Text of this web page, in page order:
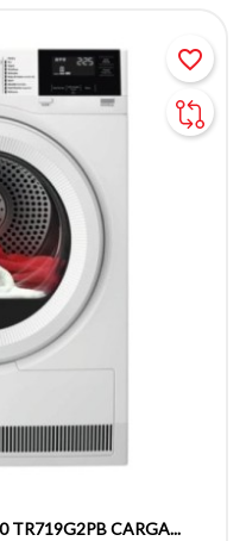
TR719G2PB CARGA...
favorite_border